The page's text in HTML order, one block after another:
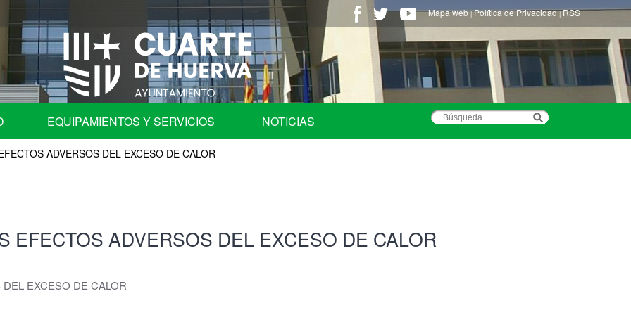
Mapa web|Política de Privacidad | RSS
de Cuentas
en órganos colegiados.
EQUIPAMIENTOS Y SERVICIOS
Programa de Fiestas
Centros Educativos de Cuarte de Huerva
Centro de Convivencia para Mayores
NOTICIAS
ADVERSOS DEL EXCESO DE CALOR
EFECTOS ADVERSOS DEL EXCESO DE CALOR
EXCESO DE CALOR